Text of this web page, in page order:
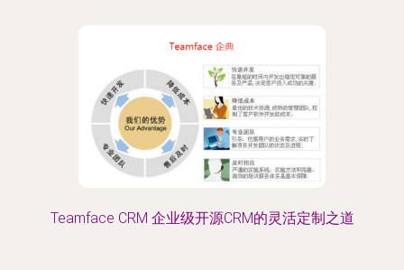
Teamface CRM 企业级开源CRM的灵活定制之道